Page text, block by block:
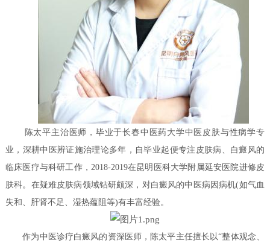
陈太平主治医师，毕业于长春中医药大学中医皮肤与性病学专
业，深耕中医辨证施治理论多年，自毕业起便专注皮肤病、白癜风的
临床医疗与科研工作，2018-2019在昆明医科大学附属延安医院进修皮
肤科。在疑难皮肤病领域钻研颇深，对白癜风的中医病因病机(如气血
失和、肝肾不足、湿热蕴阻等)有丰富经验。
作为中医诊疗白癜风的资深医师，陈太平主任擅长以“整体观念、